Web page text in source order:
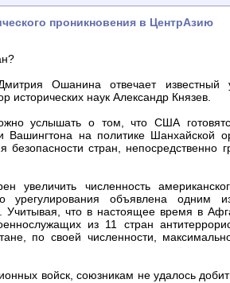
проникновения в ЦентрАзию
Ошанина отвечает известный
исторических наук Александр Князев.
услышать о том, что США
на политике Шанхайской
безопасности стран, непосредственно
численность
объявлена одним
что в настоящее время в
из 11 стран
по своей численности,
войск, союзникам не удалось